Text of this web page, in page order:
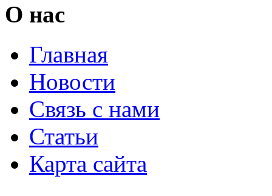
О нас
Главная
Новости
Связь с нами
Статьи
Карта сайта